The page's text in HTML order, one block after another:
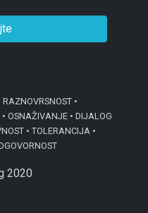
•
OSNAŽIVANJE • DIJALOG
• TOLERANCIJA •
2020